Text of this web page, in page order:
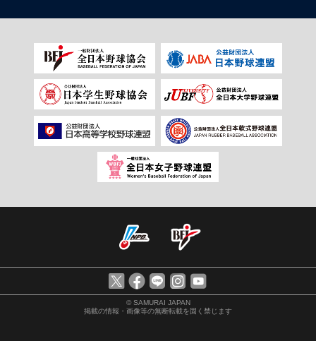
© SAMURAI JAPAN
掲載の情報・画像等の無断転載を固く禁じます